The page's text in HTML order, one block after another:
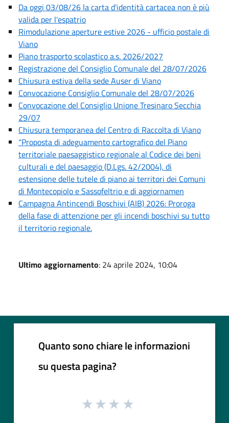
Da oggi 03/08/26 la carta d'identità cartacea non è più
valida per l'espatrio
Rimodulazione aperture estive 2026 - ufficio postale di
Viano
Piano trasporto scolastico a.s. 2026/2027
Registrazione del Consiglio Comunale del 28/07/2026
Chiusura estiva della sede Auser di Viano
Convocazione Consiglio Comunale del 28/07/2026
Convocazione del Consiglio Unione Tresinaro Secchia
29/07
Chiusura temporanea del Centro di Raccolta di Viano
“Proposta di adeguamento cartografico del Piano
territoriale paesaggistico regionale al Codice dei beni
culturali e del paesaggio (D.Lgs. 42/2004), di
estensione delle tutele di piano ai territori dei Comuni
di Montecopiolo e Sassofeltrio e di aggiornamen
Campagna Antincendi Boschivi (AIB) 2026: Proroga
della fase di attenzione per gli incendi boschivi su tutto
il territorio regionale.
Ultimo aggiornamento: 24 aprile 2024, 10:04
Quanto sono chiare le informazioni
su questa pagina?